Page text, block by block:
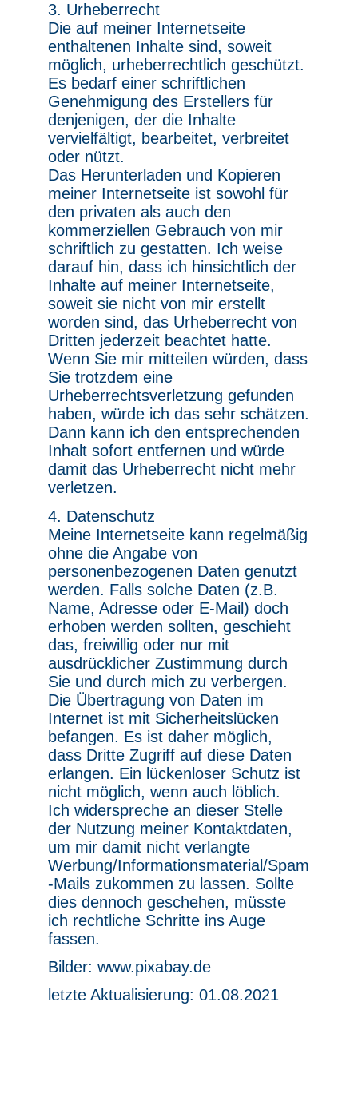
3. Urheberrecht
Die auf meiner Internetseite
enthaltenen Inhalte sind, soweit
möglich, urheberrechtlich geschützt.
Es bedarf einer schriftlichen
Genehmigung des Erstellers für
denjenigen, der die Inhalte
vervielfältigt, bearbeitet, verbreitet
oder nützt.
Das Herunterladen und Kopieren
meiner Internetseite ist sowohl für
den privaten als auch den
kommerziellen Gebrauch von mir
schriftlich zu gestatten. Ich weise
darauf hin, dass ich hinsichtlich der
Inhalte auf meiner Internetseite,
soweit sie nicht von mir erstellt
worden sind, das Urheberrecht von
Dritten jederzeit beachtet hatte.
Wenn Sie mir mitteilen würden, dass
Sie trotzdem eine
Urheberrechtsverletzung gefunden
haben, würde ich das sehr schätzen.
Dann kann ich den entsprechenden
Inhalt sofort entfernen und würde
damit das Urheberrecht nicht mehr
verletzen.
4. Datenschutz
Meine Internetseite kann regelmäßig
ohne die Angabe von
personenbezogenen Daten genutzt
werden. Falls solche Daten (z.B.
Name, Adresse oder E-Mail) doch
erhoben werden sollten, geschieht
das, freiwillig oder nur mit
ausdrücklicher Zustimmung durch
Sie und durch mich zu verbergen.
Die Übertragung von Daten im
Internet ist mit Sicherheitslücken
befangen. Es ist daher möglich,
dass Dritte Zugriff auf diese Daten
erlangen. Ein lückenloser Schutz ist
nicht möglich, wenn auch löblich.
Ich widerspreche an dieser Stelle
der Nutzung meiner Kontaktdaten,
um mir damit nicht verlangte
Werbung/Informationsmaterial/Spam
-Mails zukommen zu lassen. Sollte
dies dennoch geschehen, müsste
ich rechtliche Schritte ins Auge
fassen.
Bilder: www.pixabay.de
letzte Aktualisierung: 01.08.2021